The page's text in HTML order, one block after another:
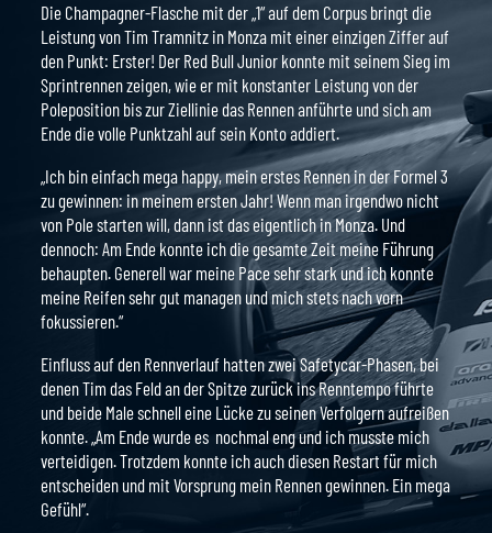
Die Champagner-Flasche mit der „1“ auf dem Corpus bringt die
Leistung von Tim Tramnitz in Monza mit einer einzigen Ziffer auf
den Punkt: Erster! Der Red Bull Junior konnte mit seinem Sieg im
Sprintrennen zeigen, wie er mit konstanter Leistung von der
Poleposition bis zur Ziellinie das Rennen anführte und sich am
Ende die volle Punktzahl auf sein Konto addiert.
„Ich bin einfach mega happy, mein erstes Rennen in der Formel 3
zu gewinnen: in meinem ersten Jahr! Wenn man irgendwo nicht
von Pole starten will, dann ist das eigentlich in Monza. Und
dennoch: Am Ende konnte ich die gesamte Zeit meine Führung
behaupten. Generell war meine Pace sehr stark und ich konnte
meine Reifen sehr gut managen und mich stets nach vorn
fokussieren.“
Einfluss auf den Rennverlauf hatten zwei Safetycar-Phasen, bei
denen Tim das Feld an der Spitze zurück ins Renntempo führte
und beide Male schnell eine Lücke zu seinen Verfolgern aufreißen
konnte. „Am Ende wurde es nochmal eng und ich musste mich
verteidigen. Trotzdem konnte ich auch diesen Restart für mich
entscheiden und mit Vorsprung mein Rennen gewinnen. Ein mega
Gefühl“.